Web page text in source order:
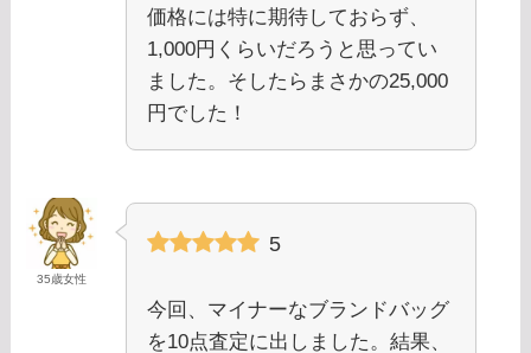
価格には特に期待しておらず、
1,000円くらいだろうと思ってい
ました。そしたらまさかの25,000
円でした！
35歳女性
5
今回、マイナーなブランドバッグ
を10点査定に出しました。結果、